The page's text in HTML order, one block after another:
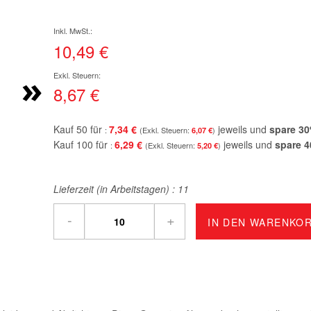
»
10,49 €
8,67 €
Kauf 50 für 7,34 € 6,07 € jeweils und spare 30
Kauf 100 für 6,29 € 5,20 € jeweils und spare
Lieferzeit (in Arbeitstagen) : 11
- + IN DEN